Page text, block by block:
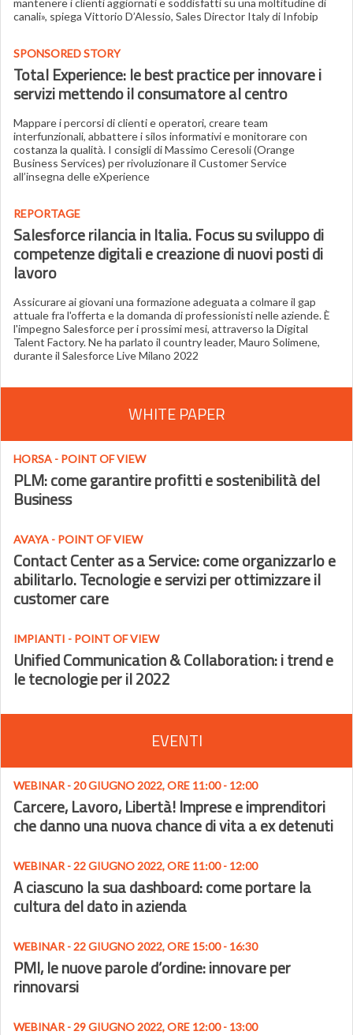
mantenere i clienti aggiornati e soddisfatti su una moltitudine di
canali», spiega Vittorio D’Alessio, Sales Director Italy di Infobip
SPONSORED STORY
Total Experience: le best practice per innovare i
servizi mettendo il consumatore al centro
Mappare i percorsi di clienti e operatori, creare team
interfunzionali, abbattere i silos informativi e monitorare con
costanza la qualità. I consigli di Massimo Ceresoli (Orange
Business Services) per rivoluzionare il Customer Service
all’insegna delle eXperience
REPORTAGE
Salesforce rilancia in Italia. Focus su sviluppo di
competenze digitali e creazione di nuovi posti di
lavoro
Assicurare ai giovani una formazione adeguata a colmare il gap
attuale fra l'offerta e la domanda di professionisti nelle aziende. È
l'impegno Salesforce per i prossimi mesi, attraverso la Digital
Talent Factory. Ne ha parlato il country leader, Mauro Solimene,
durante il Salesforce Live Milano 2022
WHITE PAPER
HORSA - POINT OF VIEW
PLM: come garantire profitti e sostenibilità del
Business
AVAYA - POINT OF VIEW
Contact Center as a Service: come organizzarlo e
abilitarlo. Tecnologie e servizi per ottimizzare il
customer care
IMPIANTI - POINT OF VIEW
Unified Communication & Collaboration: i trend e
le tecnologie per il 2022
EVENTI
WEBINAR - 20 GIUGNO 2022, ORE 11:00 - 12:00
Carcere, Lavoro, Libertà! Imprese e imprenditori
che danno una nuova chance di vita a ex detenuti
WEBINAR - 22 GIUGNO 2022, ORE 11:00 - 12:00
A ciascuno la sua dashboard: come portare la
cultura del dato in azienda
WEBINAR - 22 GIUGNO 2022, ORE 15:00 - 16:30
PMI, le nuove parole d’ordine: innovare per
rinnovarsi
WEBINAR - 29 GIUGNO 2022, ORE 12:00 - 13:00